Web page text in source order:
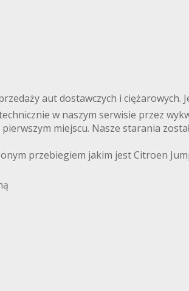
aut dostawczych i
w naszym serwisie przez
miejscu. Nasze starania
przebiegiem jakim jest Citroen